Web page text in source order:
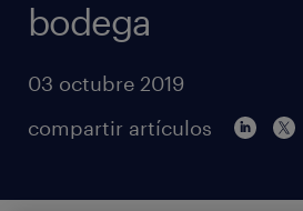
bodega
03 octubre 2019
compartir artículos